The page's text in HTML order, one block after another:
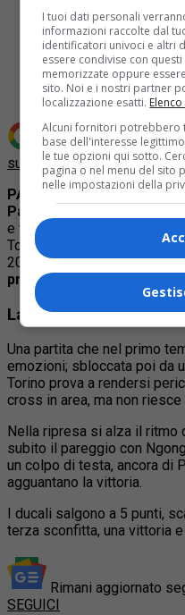
Share
Tweet
Aggiungi Quotidiano
su Google
PARMA –Lo stadio Ennio
Parma e Torino
, gara
e terminata
in favore
Torino di Baroni in Serie A
2019.Per i granata si
prime cinque partite di
La partita
Una partita che nel primo
emozioni; sbloccata poi da
Torino prova a rendersi
cross in area, ma non
Nella ripresa si alza il ritmo
subito il pareggio con
un colpo di testa, ancora di
agguantano la vittoria.
I ducali salgono a 5 punti,
terza sconfitta, una vittoria
Rimani aggiornato
SEGUICI
I tuoi dati personali
informazioni raccolte dal
identificatori univoci e altri
essere condivise con
memorizzate oppure
sito. Noi e i nostri partner
localizzazione esatti.
Alcuni fornitori potrebbero
base dell'interesse
le tue opzioni qui sotto.
pagina o nel menu del sito
nelle impostazioni della